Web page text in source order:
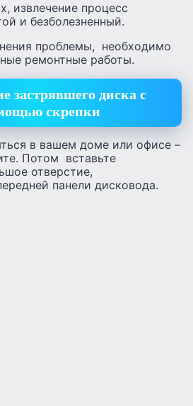
извлечение процесс
и безболезненный.
проблемы, необходимо
ремонтные работы.
застрявшего диска с
скрепки
в вашем доме или офисе –
Потом вставьте
отверстие,
панели дисковода.